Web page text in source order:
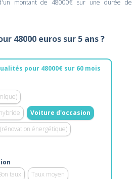
montant de 48000€ sur une durée de
48000 euros sur 5 ans ?
pour 48000€ sur 60 mois
Voiture d'occasion
énergétique)
taux Taux moyen